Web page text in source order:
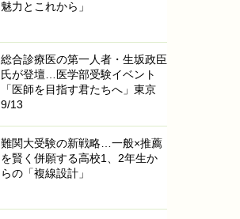
魅力とこれから」
総合診療医の第一人者・生坂政臣
氏が登壇…医学部受験イベント
「医師を目指す君たちへ」東京
9/13
難関大受験の新戦略…一般×推薦
を賢く併願する高校1、2年生か
らの「複線設計」